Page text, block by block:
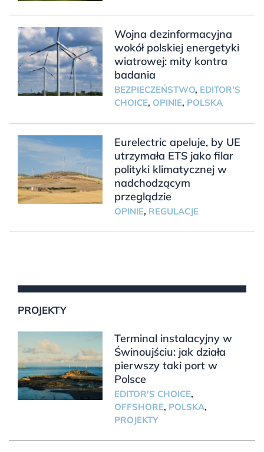
Wojna dezinformacyjna
wokół polskiej energetyki
wiatrowej: mity kontra
badania
BEZPIECZEŃSTWO, EDITOR'S
CHOICE, OPINIE, POLSKA
Eurelectric apeluje, by UE
utrzymała ETS jako filar
polityki klimatycznej w
nadchodzącym
przeglądzie
OPINIE, REGULACJE
PROJEKTY
Terminal instalacyjny w
Świnoujściu: jak działa
pierwszy taki port w
Polsce
EDITOR'S CHOICE,
OFFSHORE, POLSKA,
PROJEKTY